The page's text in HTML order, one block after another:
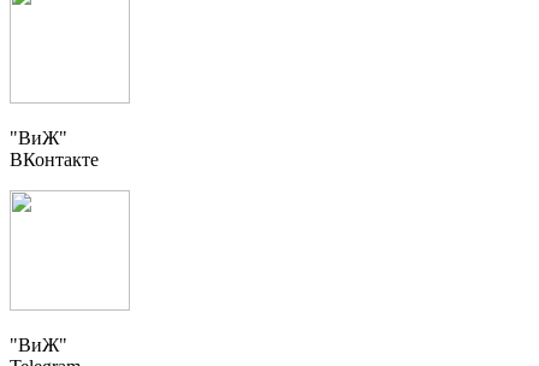
"ВиЖ"
ВКонтакте
"ВиЖ"